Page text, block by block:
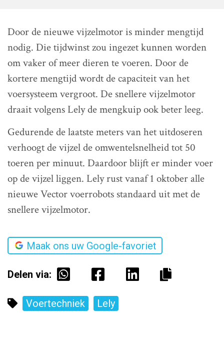
Door de nieuwe vijzelmotor is minder mengtijd
nodig. Die tijdwinst zou ingezet kunnen worden
om vaker of meer dieren te voeren. Door de
kortere mengtijd wordt de capaciteit van het
voersysteem vergroot. De snellere vijzelmotor
draait volgens Lely de mengkuip ook beter leeg.
Gedurende de laatste meters van het uitdoseren
verhoogt de vijzel de omwentelsnelheid tot 50
toeren per minuut. Daardoor blijft er minder voer
op de vijzel liggen. Lely rust vanaf 1 oktober alle
nieuwe Vector voerrobots standaard uit met de
snellere vijzelmotor.
Maak ons uw Google-favoriet
Delen via:
Voertechniek Lely